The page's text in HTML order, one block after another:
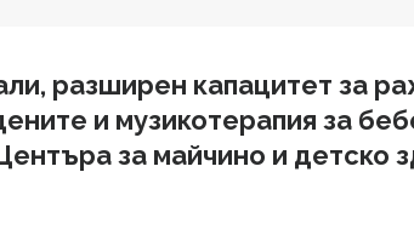
разширен капацитет за
и музикотерапия за
за майчино и детско